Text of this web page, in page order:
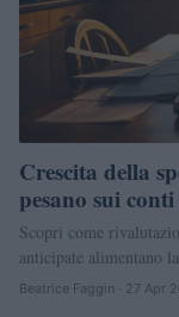
Crescita della
pesano sui
Scopri come
anticipate alimentano
Beatrice Faggin · 27 Apr